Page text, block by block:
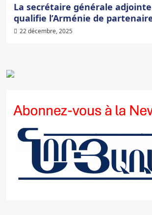
La secrétaire générale adjointe
qualifie l’Arménie de
22 décembre, 2025